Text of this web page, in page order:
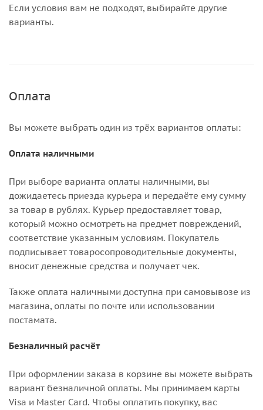
Если условия вам не подходят, выбирайте другие
варианты.
Оплата
Вы можете выбрать один из трёх вариантов оплаты:
Оплата наличными
При выборе варианта оплаты наличными, вы
дожидаетесь приезда курьера и передаёте ему сумму
за товар в рублях. Курьер предоставляет товар,
который можно осмотреть на предмет повреждений,
соответствие указанным условиям. Покупатель
подписывает товаросопроводительные документы,
вносит денежные средства и получает чек.
Также оплата наличными доступна при самовывозе из
магазина, оплаты по почте или использовании
постамата.
Безналичный расчёт
При оформлении заказа в корзине вы можете выбрать
вариант безналичной оплаты. Мы принимаем карты
Visa и Master Card. Чтобы оплатить покупку, вас